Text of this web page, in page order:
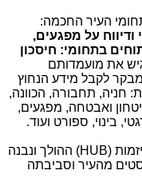
העיר החכמה:
על מפגעים,
בתחומי: חיסכון
את מועמדותם
מבקר לקבל מידע הנחוץ
חניה, תחבורה, הכוונה,
ואבטחה, מפגעים,
בינוי, ספורט ועוד.
HUB)) ההולך ונבנה
מהעיר וסביבתה